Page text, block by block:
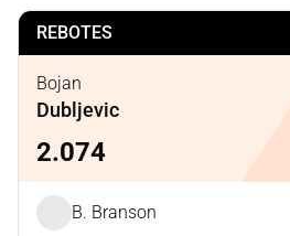
REBOTES
Bojan
Dubljevic
2.074
B. Branson